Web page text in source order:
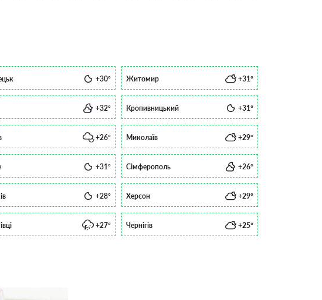
+30° Житомир +31°
+32° Кропивницький +31°
+26° Миколаїв +29°
+31° Сімферополь +26°
+28° Херсон +29°
+27° Чернігів +25°